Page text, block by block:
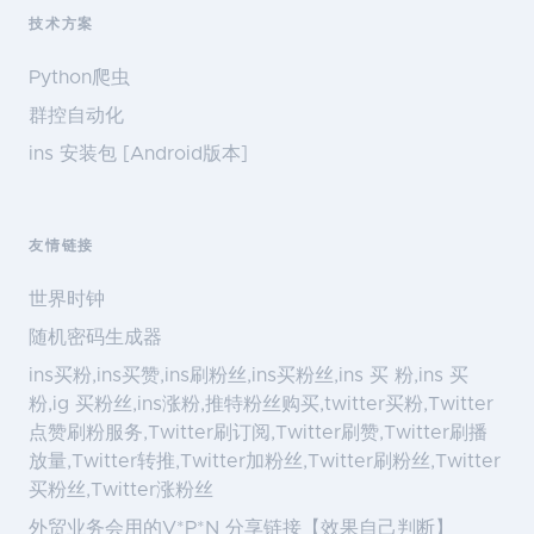
技术方案
Python爬虫
群控自动化
ins 安装包 [Android版本]
友情链接
世界时钟
随机密码生成器
ins买粉,ins买赞,ins刷粉丝,ins买粉丝,ins 买 粉,ins 买
粉,ig 买粉丝,ins涨粉,推特粉丝购买,twitter买粉,Twitter
点赞刷粉服务,Twitter刷订阅,Twitter刷赞,Twitter刷播
放量,Twitter转推,Twitter加粉丝,Twitter刷粉丝,Twitter
买粉丝,Twitter涨粉丝
外贸业务会用的V*P*N 分享链接【效果自己判断】